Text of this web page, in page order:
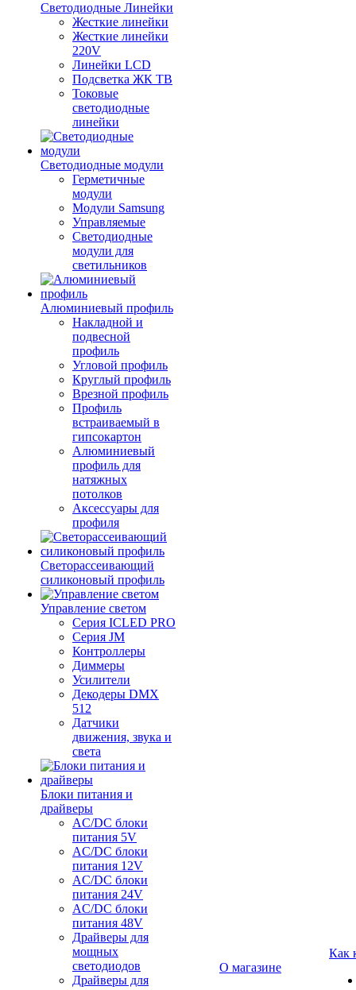
Светодиодные Линейки
Жесткие линейки
Жесткие линейки
220V
Линейки LCD
Подсветка ЖК ТВ
Токовые
светодиодные
линейки
Светодиодные модули
Герметичные
модули
Модули Samsung
Управляемые
Светодиодные
модули для
светильников
Алюминиевый профиль
Накладной и
подвесной
профиль
Угловой профиль
Круглый профиль
Врезной профиль
Профиль
встраиваемый в
гипсокартон
Алюминиевый
профиль для
натяжных
потолков
Аксессуары для
профиля
Светорассеивающий
силиконовый профиль
Управление светом
Серия ICLED PRO
Серия JM
Контроллеры
Диммеры
Усилители
Декодеры DMX
512
Датчики
движения, звука и
света
Блоки питания и
драйверы
AC/DC блоки
питания 5V
AC/DC блоки
питания 12V
AC/DC блоки
питания 24V
AC/DC блоки
питания 48V
Драйверы для
мощных
светодиодов
Драйверы для
О магазине
Как